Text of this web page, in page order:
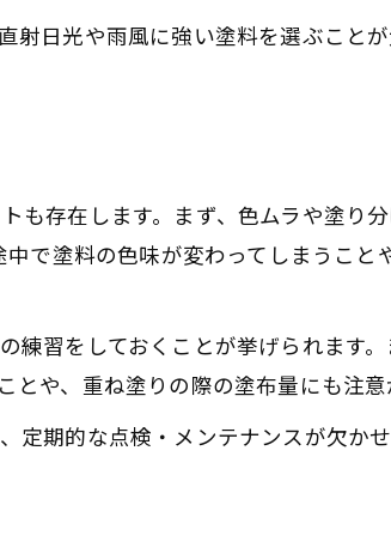
した塗装術のポイント
地処理の重要性
日光や雨風に強い塗料を選ぶこと
も存在します。まず、色ムラや塗り
で塗料の色味が変わってしまうこと
習をしておくことが挙げられます
や、重ね塗りの際の塗布量にも注意
定期的な点検・メンテナンスが欠か